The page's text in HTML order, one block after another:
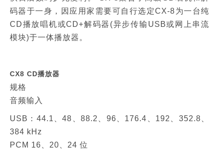
码器于一身，因应用家需要可自行选定CX-8为一台纯
CD播放唱机或CD+解码器(异步传输USB或网上串流
模块)于一体播放器。
CX8 CD播放器
规格
音频输入
USB：44.1、48、88.2、96、176.4、192、352.8、
384 kHz
PCM 16、20、24 位